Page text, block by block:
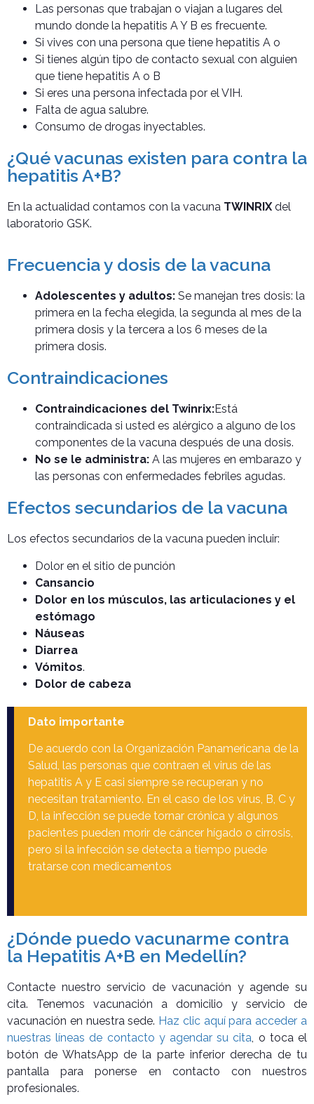
Las personas que trabajan o viajan a lugares del
mundo donde la hepatitis A Y B es frecuente.
Si vives con una persona que tiene hepatitis A o
Si tienes algún tipo de contacto sexual con alguien
que tiene hepatitis A o B
Si eres una persona infectada por el VIH.
Falta de agua salubre.
Consumo de drogas inyectables.
¿Qué vacunas existen para contra la
hepatitis A+B?
En la actualidad contamos con la vacuna TWINRIXdel
laboratorio GSK.
Frecuencia y dosis de la vacuna
Adolescentes y adultos: Se manejan tres dosis: la
primera en la fecha elegida, la segunda al mes de la
primera dosis y la tercera a los 6 meses de la
primera dosis.
Contraindicaciones
Contraindicaciones del Twinrix:Está
contraindicada si usted es alérgico a alguno de los
componentes de la vacuna después de una dosis.
No se le administra: A las mujeres en embarazo y
las personas con enfermedades febriles agudas.
Efectos secundarios de la vacuna
Los efectos secundarios de la vacuna pueden incluir:
Dolor en el sitio de punción
Cansancio
Dolor en los músculos, las articulaciones y el
estómago
Náuseas
Diarrea
Vómitos.
Dolor de cabeza
Dato importante
De acuerdo con la Organización Panamericana de la
Salud, las personas que contraen el virus de las
hepatitis A y E casi siempre se recuperan y no
necesitan tratamiento. En el caso de los virus, B, C y
D, la infección se puede tornar crónica y algunos
pacientes pueden morir de cáncer hígado o cirrosis,
pero si la infección se detecta a tiempo puede
tratarse con medicamentos
¿Dónde puedo vacunarme contra
la Hepatitis A+B en Medellín?
Contacte nuestro servicio de vacunación y agende su
cita. Tenemos vacunación a domicilio y servicio de
vacunación en nuestra sede. Haz clic aquí para acceder a
nuestras líneas de contacto y agendar su cita , o toca el
botón de WhatsApp de la parte inferior derecha de tu
pantalla para ponerse en contacto con nuestros
profesionales.